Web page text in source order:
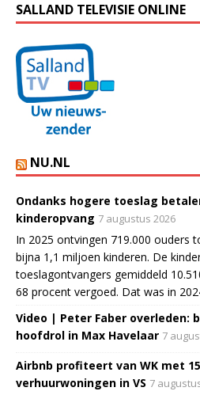
SALLAND TELEVISIE ONLINE
NU.NL
Ondanks hogere toeslag
kinderopvang 7 augustus 2026
In 2025 ontvingen 719.000 ouders
bijna 1,1 miljoen kinderen. De
toeslagontvangers gemiddeld
68 procent vergoed. Dat was in
Video | Peter Faber overleden:
hoofdrol in Max Havelaar 7
Airbnb profiteert van WK met
verhuurwoningen in VS 7